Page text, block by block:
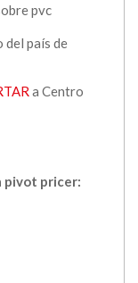
pvc
del país de
a Centro
pivot pricer: